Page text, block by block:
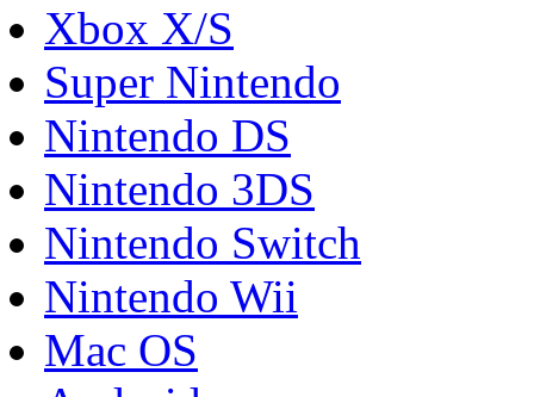
Xbox X/S
Super Nintendo
Nintendo DS
Nintendo 3DS
Nintendo Switch
Nintendo Wii
Mac OS